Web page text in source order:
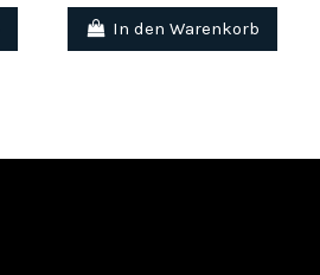
In den Warenkorb